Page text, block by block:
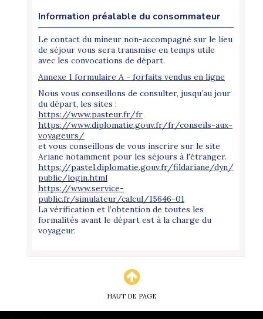
Information préalable du consommateur
Le contact du mineur non-accompagné sur le lieu
de séjour vous sera transmise en temps utile
avec les convocations de départ.
Annexe 1 formulaire A - forfaits vendus en ligne
Nous vous conseillons de consulter, jusqu’au jour
du départ, les sites :
https://www.pasteur.fr/fr
https://www.diplomatie.gouv.fr/fr/conseils-aux-
voyageurs/
et vous conseillons de vous inscrire sur le site
Ariane notamment pour les séjours à l'étranger.
https://pastel.diplomatie.gouv.fr/fildariane/dyn/
public/login.html
https://www.service-
public.fr/simulateur/calcul/15646-01
La vérification et l’obtention de toutes les
formalités avant le départ est à la charge du
voyageur.
HAUT DE PAGE